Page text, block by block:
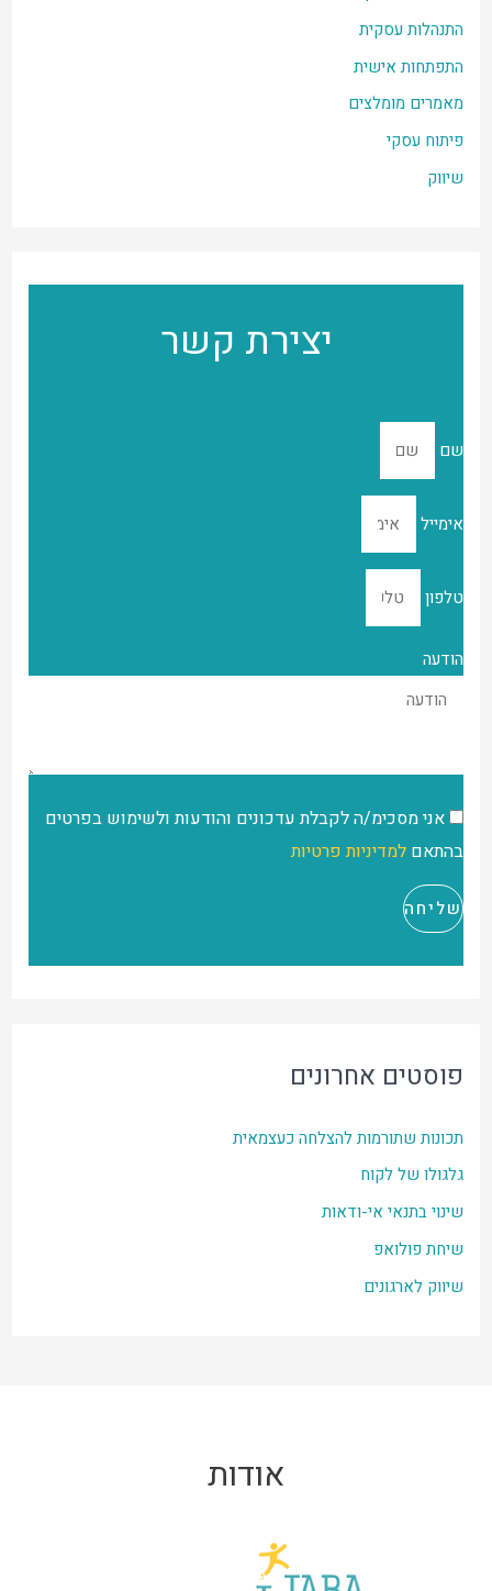
:התנהלות עסקית
התפתחות אישית
מאמרים מומלצים
פיתוח עסקי
שיווק
יצירת קשר
שם
אימייל
טלפון
הודעה
אני מסכימ/ה לקבלת עדכונים והודעות ולשימוש בפרטים
בהתאם למדיניות פרטיות
שליחה
פוסטים אחרונים
תכונות שתורמות להצלחה כעצמאית
גלגולו של לקוח
שינוי בתנאי אי-ודאות
שיחת פולואפ
שיווק לארגונים
אודות